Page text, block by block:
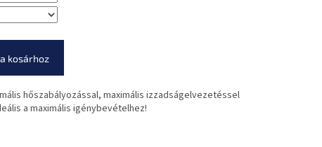
kosárhoz
hőszabályozással, maximális izzadságelvezetéssel
a maximális igénybevételhez!